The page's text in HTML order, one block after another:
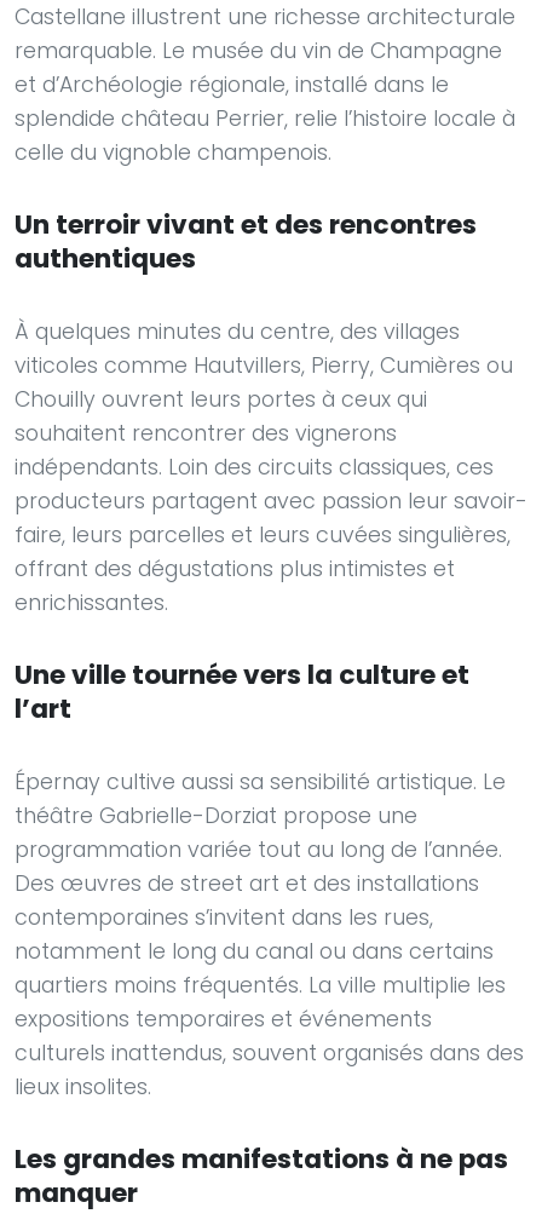
Castellane illustrent une richesse architecturale
remarquable. Le musée du vin de Champagne
et d’Archéologie régionale, installé dans le
splendide château Perrier, relie l’histoire locale à
celle du vignoble champenois.
Un terroir vivant et des rencontres
authentiques
À quelques minutes du centre, des villages
viticoles comme Hautvillers, Pierry, Cumières ou
Chouilly ouvrent leurs portes à ceux qui
souhaitent rencontrer des vignerons
indépendants. Loin des circuits classiques, ces
producteurs partagent avec passion leur savoir-
faire, leurs parcelles et leurs cuvées singulières,
offrant des dégustations plus intimistes et
enrichissantes.
Une ville tournée vers la culture et
l’art
Épernay cultive aussi sa sensibilité artistique. Le
théâtre Gabrielle-Dorziat propose une
programmation variée tout au long de l’année.
Des œuvres de street art et des installations
contemporaines s’invitent dans les rues,
notamment le long du canal ou dans certains
quartiers moins fréquentés. La ville multiplie les
expositions temporaires et événements
culturels inattendus, souvent organisés dans des
lieux insolites.
Les grandes manifestations à ne pas
manquer